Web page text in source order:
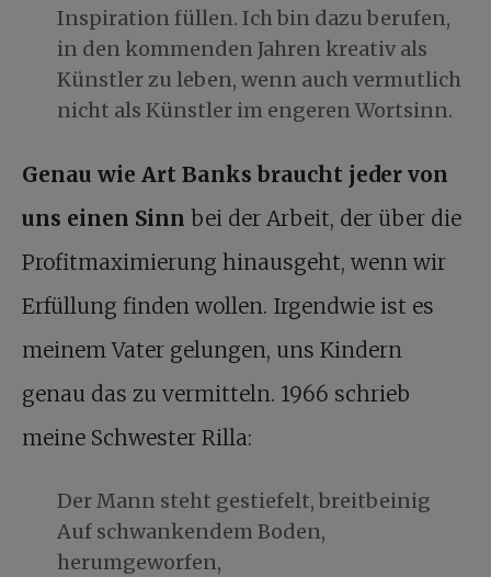
Inspiration füllen. Ich bin dazu berufen,
in den kommenden Jahren kreativ als
Künstler zu leben, wenn auch vermutlich
nicht als Künstler im engeren Wortsinn.
Genau wie Art Banks braucht jeder von
uns einen Sinn bei der Arbeit, der über die
Profitmaximierung hinausgeht, wenn wir
Erfüllung finden wollen. Irgendwie ist es
meinem Vater gelungen, uns Kindern
genau das zu vermitteln. 1966 schrieb
meine Schwester Rilla:
Der Mann steht gestiefelt, breitbeinig
Auf schwankendem Boden,
herumgeworfen,